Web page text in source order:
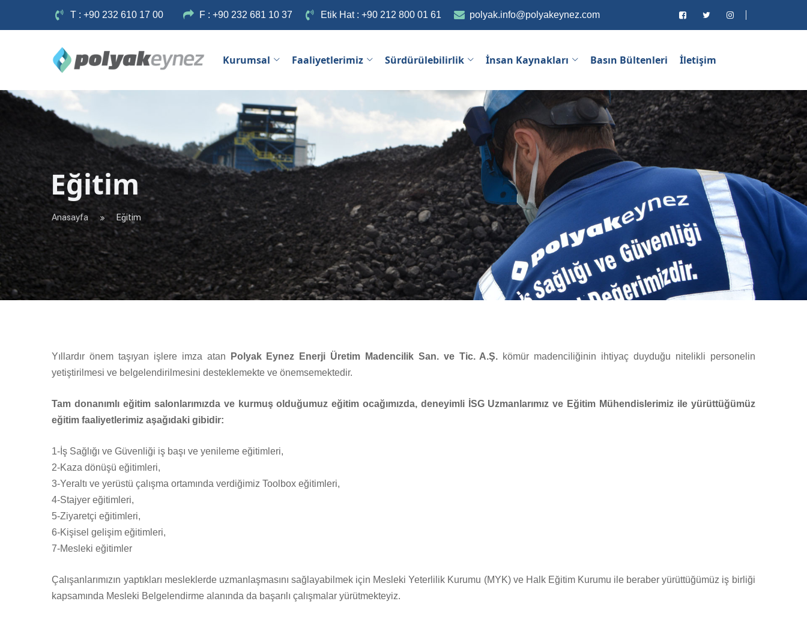
T : +90 232 610 17 00 F : +90 232 681 10 37 Etik Hat : +90 212 800 01 61 polyak.info@polyakeynez.com
Kurumsal Faaliyetlerimiz Sürdürülebilirlik İnsan Kaynakları Basın Bültenleri İletişim
Eğitim
Anasayfa Eğitim
Yıllardır önem taşıyan işlere imza atan Polyak Eynez Enerji Üretim Madencilik San. ve Tic. A.Ş. kömür madenciliğinin ihtiyaç duyduğu nitelikli personelin
yetiştirilmesi ve belgelendirilmesini desteklemekte ve önemsemektedir.
Tam donanımlı eğitim salonlarımızda ve kurmuş olduğumuz eğitim ocağımızda, deneyimli İSG Uzmanlarımız ve Eğitim Mühendislerimiz ile yürüttüğümüz
eğitim faaliyetlerimiz aşağıdaki gibidir:
1-İş Sağlığı ve Güvenliği iş başı ve yenileme eğitimleri,
2-Kaza dönüşü eğitimleri,
3-Yeraltı ve yerüstü çalışma ortamında verdiğimiz Toolbox eğitimleri,
4-Stajyer eğitimleri,
5-Ziyaretçi eğitimleri,
6-Kişisel gelişim eğitimleri,
7-Mesleki eğitimler
Çalışanlarımızın yaptıkları mesleklerde uzmanlaşmasını sağlayabilmek için Mesleki Yeterlilik Kurumu (MYK) ve Halk Eğitim Kurumu ile beraber yürüttüğümüz iş birliği
kapsamında Mesleki Belgelendirme alanında da başarılı çalışmalar yürütmekteyiz.